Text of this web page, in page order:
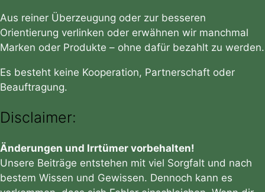
Aus reiner Überzeugung oder zur besseren
Orientierung verlinken oder erwähnen wir manchmal
Marken oder Produkte – ohne dafür bezahlt zu werden.
Es besteht keine Kooperation, Partnerschaft oder
Beauftragung.
Disclaimer:
Änderungen und Irrtümer vorbehalten!
Unsere Beiträge entstehen mit viel Sorgfalt und nach
bestem Wissen und Gewissen. Dennoch kann es